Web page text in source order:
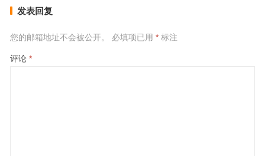
发表回复
您的邮箱地址不会被公开。 必填项已用 *标注
评论 *